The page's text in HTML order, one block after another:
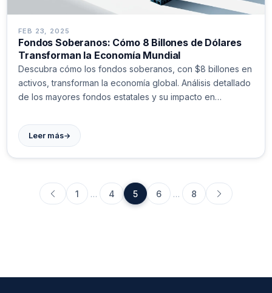
FEB 23, 2025
Fondos Soberanos: Cómo 8 Billones de Dólares
Transforman la Economía Mundial
Descubra cómo los fondos soberanos, con $8 billones en
activos, transforman la economía global. Análisis detallado
de los mayores fondos estatales y su impacto en
Leer más→
1 … 4 5 6 … 8